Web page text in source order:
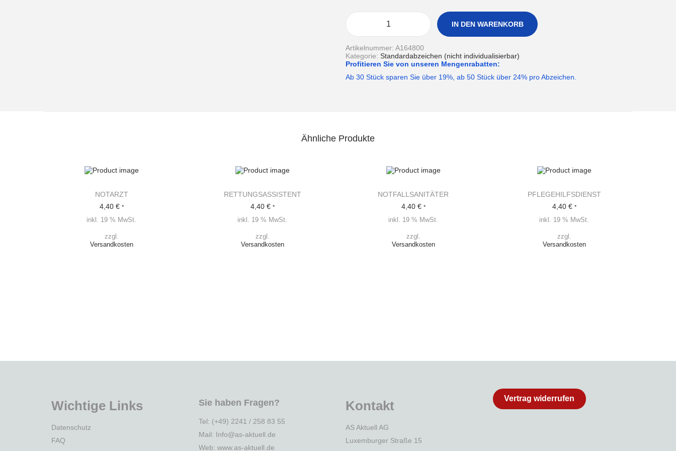
S
I
T
Ä
T
S
g
e
IN DEN WARENKORB
Artikelnummer: A164800
Kategorie: Standardabzeichen (nicht individualisierbar)
Profitieren Sie von unseren Mengenrabatten:
Ab 30 Stück sparen Sie über 19%, ab 50 Stück über 24% pro Abzeichen.
Ähnliche Produkte
NOTARZT
4,40 € *
inkl. 19 % MwSt.
zzgl.
Versandkosten
RETTUNGSASSISTENT
4,40 € *
inkl. 19 % MwSt.
zzgl.
Versandkosten
NOTFALLSANITÄTER
4,40 € *
inkl. 19 % MwSt.
zzgl.
Versandkosten
PFLEGEHILFSDIENST
4,40 € *
inkl. 19 % MwSt.
zzgl.
Versandkosten
Wichtige Links
Datenschutz
FAQ
Sie haben Fragen?
Tel: (+49) 2241 / 258 83 55
Mail: Info@as-aktuell.de
Web: www.as-aktuell.de
Kontakt
AS Aktuell AG
Luxemburger Straße 15
Vertrag widerrufen